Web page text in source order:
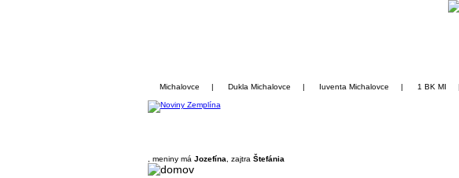
Michalovce | Dukla Michalovce | Iuventa Michalovce | 1 BK MI |
, meniny má Jozefína , zajtra Štefánia